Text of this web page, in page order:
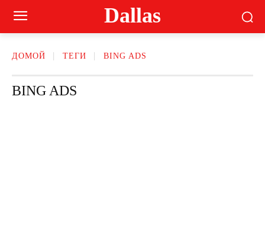
Dallas
ДОМОЙ ТЕГИ BING ADS
BING ADS